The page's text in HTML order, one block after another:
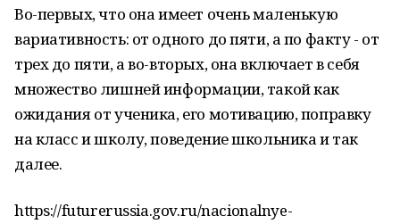
Во-первых, что она имеет очень маленькую
вариативность: от одного до пяти, а по факту - от
трех до пяти, а во-вторых, она включает в себя
множество лишней информации, такой как
ожидания от ученика, его мотивацию, поправку
на класс и школу, поведение школьника и так
далее.
https://futurerussia.gov.ru/nacionalnye-